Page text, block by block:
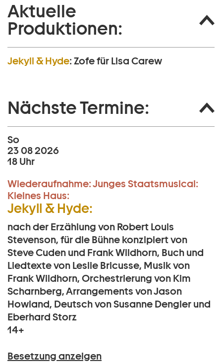
Aktuelle
Produktionen:
Jekyll & Hyde: Zofe für Lisa Carew
Nächste Termine:
So
23 08 2026
18 Uhr
Wiederaufnahme:Junges Staatsmusical:
Kleines Haus:
Jekyll & Hyde:
nach der Erzählung von Robert Louis
Stevenson, für die Bühne konzipiert von
Steve Cuden und Frank Wildhorn, Buch und
Liedtexte von Leslie Bricusse, Musik von
Frank Wildhorn, Orchestrierung von Kim
Scharnberg, Arrangements von Jason
Howland, Deutsch von Susanne Dengler und
Eberhard Storz
14+
Besetzung anzeigen